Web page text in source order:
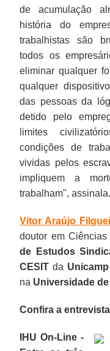
de acumulação
história do
trabalhistas são
todos os
eliminar qualquer
qualquer
das pessoas da
detido pelo
limites
condições de
vividas pelos
impliquem a
trabalham", assinala.
Vitor Araújo
doutor em
de Estudos
CESIT da Unicamp
na Universidade
Confira a
IHU On-Line -